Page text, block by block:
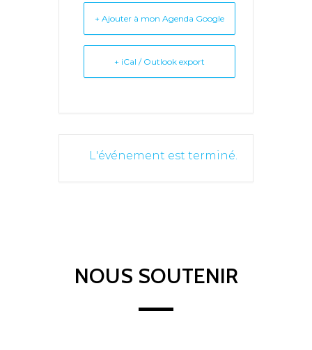
+ Ajouter à mon Agenda Google
+ iCal / Outlook export
L'événement est terminé.
NOUS SOUTENIR